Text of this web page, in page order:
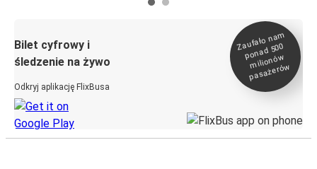
Bilet cyfrowy i
śledzenie na żywo
Odkryj aplikację FlixBusa
Zaufało na
m
ponad 500
milionó
w
pasażeró
w